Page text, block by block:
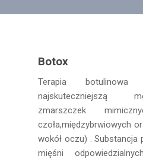
Botox
Terapia
najskuteczniejszą
zmarszczek
czoła,międzybrwiowych
wokół oczu) . Substancja
mięśni